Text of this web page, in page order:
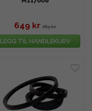
649 kr 763 kr
LEGG TIL HANDLEKURV